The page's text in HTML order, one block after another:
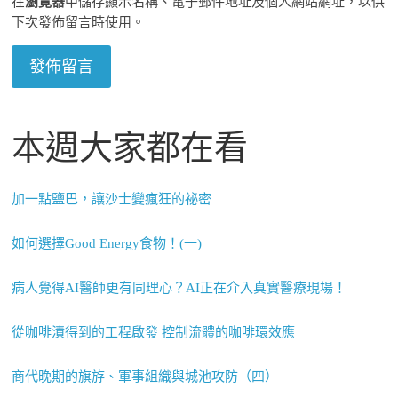
下次發佈留言時使用。
本週大家都在看
加一點鹽巴，讓沙士變瘋狂的祕密
如何選擇Good Energy食物！(一)
病人覺得AI醫師更有同理心？AI正在介入真實醫療現場！
從咖啡漬得到的工程啟發 控制流體的咖啡環效應
商代晚期的旗斿、軍事組織與城池攻防（四）